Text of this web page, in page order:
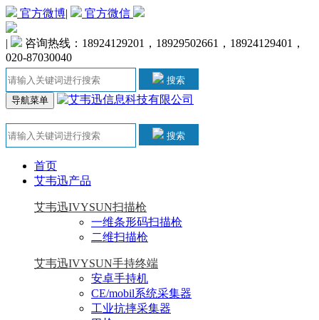
官方微博| 官方微信
|
咨询热线：18924129201，18929502661，18924129401，
020-87030040
搜索
导航菜单
搜索
首页
艾韦迅产品
艾韦迅IVYSUN扫描枪
一维条形码扫描枪
二维扫描枪
艾韦迅IVYSUN手持终端
安卓手持机
CE/mobil系统采集器
工业抗摔采集器